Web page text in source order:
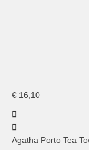
€ 16,10
Agatha Porto Tea